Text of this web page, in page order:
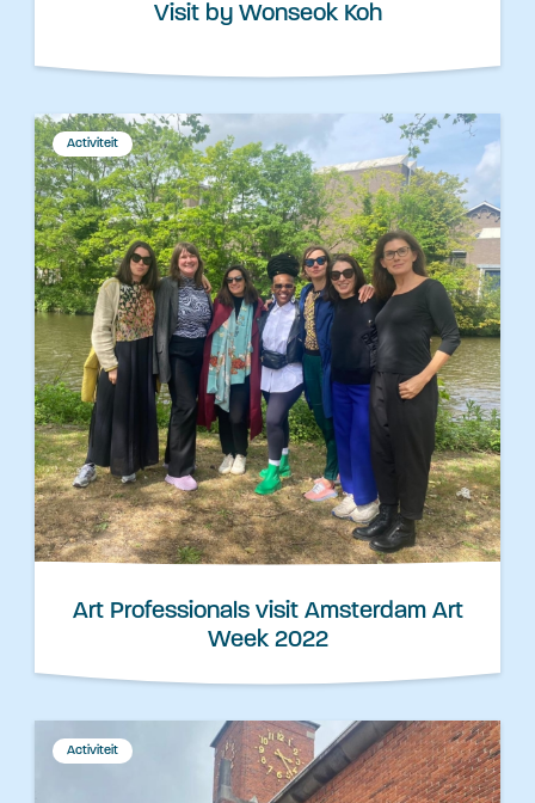
Visit by Wonseok Koh
Activiteit
Art Professionals visit Amsterdam Art
Week 2022
Activiteit